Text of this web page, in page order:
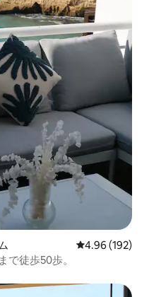
レビュー192
4.96 (192)
で徒歩50歩。